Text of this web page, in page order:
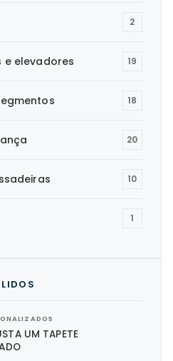
2
e elevadores 19
18
20
10
1
UM TAPETE